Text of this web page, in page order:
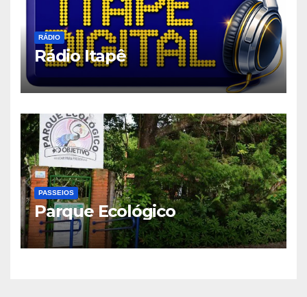
RÁDIO
Rádio Itapê
PASSEIOS
Parque Ecológico